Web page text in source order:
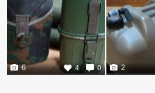
4 0
6 2